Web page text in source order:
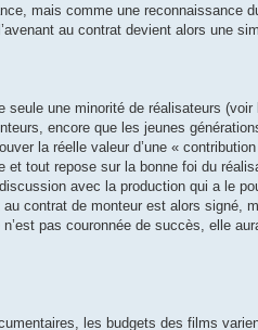
mais comme une reconnaissance
au contrat devient alors une
seule une minorité de réalisateurs
encore que les jeunes
la réelle valeur d’une «
et tout repose sur la bonne foi du
avec la production qui a le
au contrat de monteur est alors
pas couronnée de succès, elle
les budgets des films